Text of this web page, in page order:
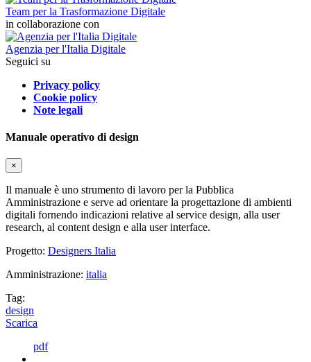
Team per la Trasformazione Digitale
in collaborazione con
Agenzia per l'Italia Digitale
Seguici su
Privacy policy
Cookie policy
Note legali
Manuale operativo di design
×
Il manuale è uno strumento di lavoro per la Pubblica
Amministrazione e serve ad orientare la progettazione di ambienti
digitali fornendo indicazioni relative al service design, alla user
research, al content design e alla user interface.
Progetto: Designers Italia
Amministrazione: italia
Tag:
design
Scarica
pdf